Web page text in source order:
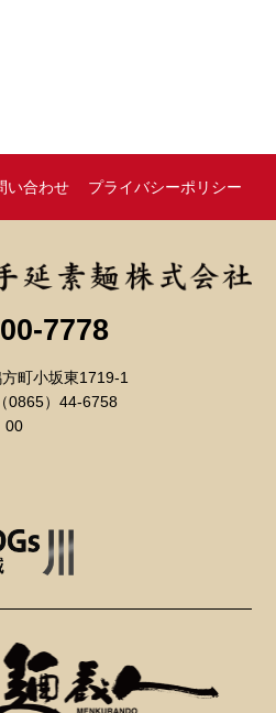
い合わせ プライバシーポリシー
7778
町小坂東1719-1
0865）44-6758
00